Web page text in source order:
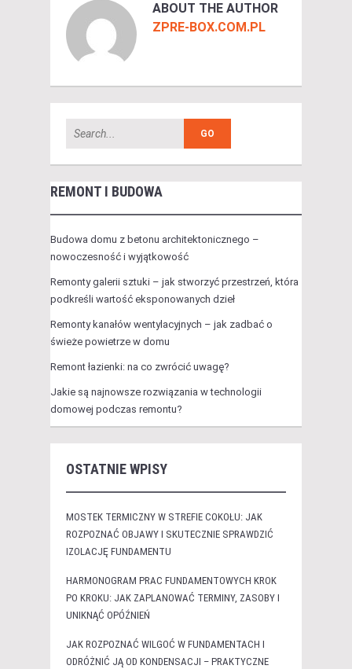
ABOUT THE AUTHOR
ZPRE-BOX.COM.PL
REMONT I BUDOWA
Budowa domu z betonu architektonicznego –
nowoczesność i wyjątkowość
Remonty galerii sztuki – jak stworzyć przestrzeń, która
podkreśli wartość eksponowanych dzieł
Remonty kanałów wentylacyjnych – jak zadbać o
świeże powietrze w domu
Remont łazienki: na co zwrócić uwagę?
Jakie są najnowsze rozwiązania w technologii
domowej podczas remontu?
OSTATNIE WPISY
MOSTEK TERMICZNY W STREFIE COKOŁU: JAK
ROZPOZNAĆ OBJAWY I SKUTECZNIE SPRAWDZIĆ
IZOLACJĘ FUNDAMENTU
HARMONOGRAM PRAC FUNDAMENTOWYCH KROK
PO KROKU: JAK ZAPLANOWAĆ TERMINY, ZASOBY I
UNIKNĄĆ OPÓŹNIEŃ
JAK ROZPOZNAĆ WILGOĆ W FUNDAMENTACH I
ODRÓŻNIĆ JĄ OD KONDENSACJI – PRAKTYCZNE